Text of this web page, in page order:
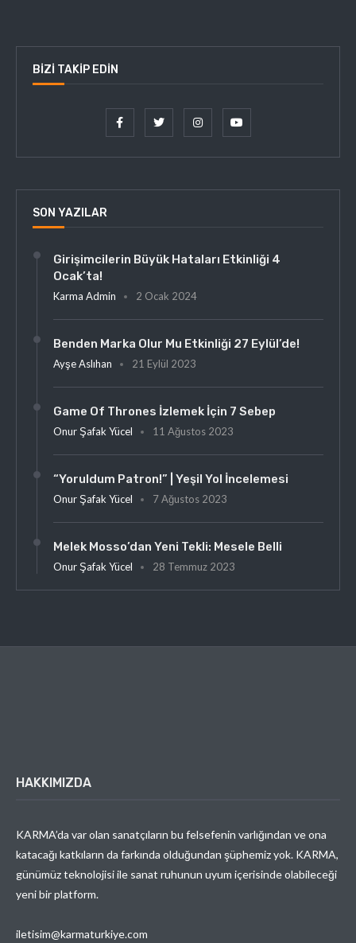
BIZI TAKIP EDIN
SON YAZILAR
Girişimcilerin Büyük Hataları Etkinliği 4
Ocak’ta!
Karma Admin 2 Ocak 2024
Benden Marka Olur Mu Etkinliği 27 Eylül’de!
Ayşe Aslıhan 21 Eylül 2023
Game Of Thrones İzlemek İçin 7 Sebep
Onur Şafak Yücel 11 Ağustos 2023
“Yoruldum Patron!” | Yeşil Yol İncelemesi
Onur Şafak Yücel 7 Ağustos 2023
Melek Mosso’dan Yeni Tekli: Mesele Belli
Onur Şafak Yücel 28 Temmuz 2023
HAKKIMIZDA
KARMA’da var olan sanatçıların bu felsefenin varlığından ve ona
katacağı katkıların da farkında olduğundan şüphemiz yok. KARMA,
günümüz teknolojisi ile sanat ruhunun uyum içerisinde olabileceği
yeni bir platform.
iletisim@karmaturkiye.com